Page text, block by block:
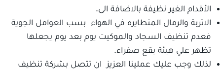
الأقدام الغير نظيفة بالاضافة الى.
الاتربة والرمال المتطايره في الهواء بسب العوامل الجوية
فعدم تنظيف السجاد والموكيت يوم بعد يوم يجعلها
تظهر علي هيئة بقع صفراء.
لذلك وجب عليك عملينا العزيز ان تتصل بشركة تنظيف